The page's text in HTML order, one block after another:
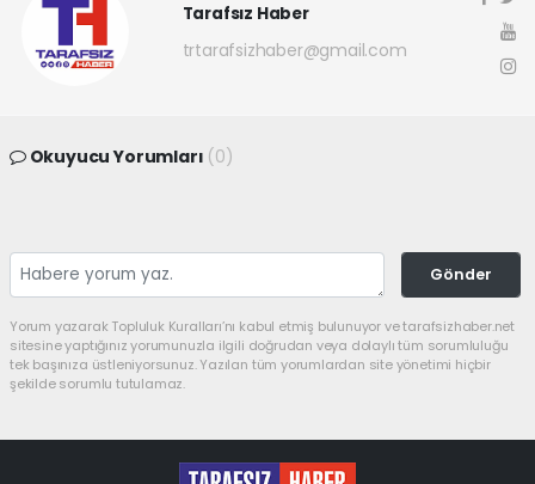
Tarafsız Haber
trtarafsizhaber@gmail.com
Okuyucu Yorumları (0)
Gönder
Yorum yazarak Topluluk Kuralları’nı kabul etmiş bulunuyor ve tarafsizhaber.net
sitesine yaptığınız yorumunuzla ilgili doğrudan veya dolaylı tüm sorumluluğu
tek başınıza üstleniyorsunuz. Yazılan tüm yorumlardan site yönetimi hiçbir
şekilde sorumlu tutulamaz.